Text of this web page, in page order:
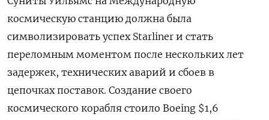
космическую станцию должна была
символизировать успех Starliner и стать
переломным моментом после нескольких лет
задержек, технических аварий и сбоев в
цепочках поставок. Создание своего
космического корабля стоило Boeing $1,6